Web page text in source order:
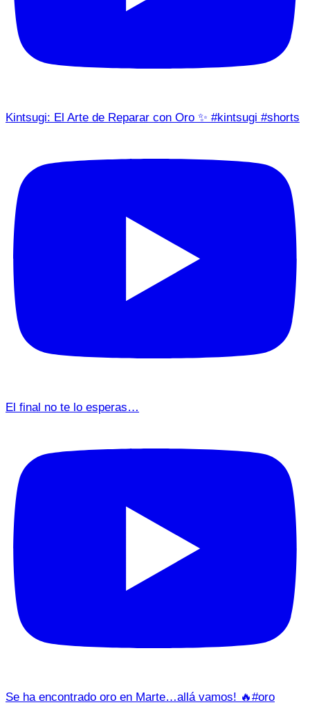
Kintsugi: El Arte de Reparar con Oro ✨ #kintsugi #shorts
El final no te lo esperas…
Se ha encontrado oro en Marte…allá vamos! 🔥#oro